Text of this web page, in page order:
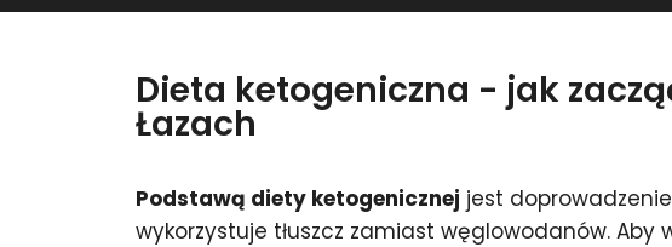
Dieta ketogeniczna - jak
Łazach
Podstawą diety ketogenicznej jest
wykorzystuje tłuszcz zamiast węglowodanów.